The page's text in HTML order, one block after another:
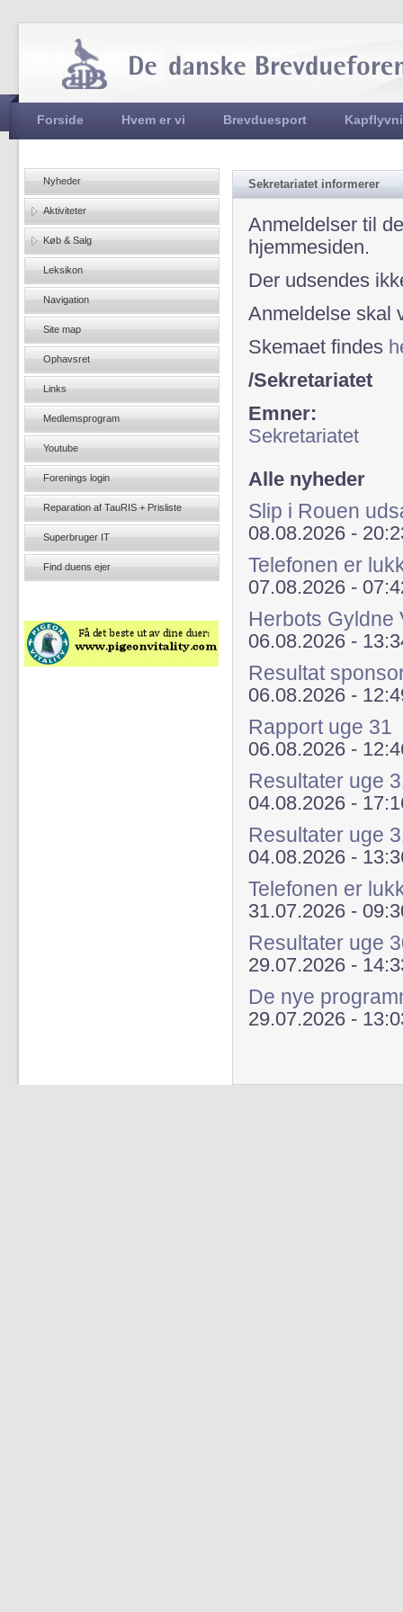
Hovedmenu
Forside Hvem er vi Brevduesport
Sekretariatet informerer
Anmeldelser til
hjemmesiden.
Der udsendes
Anmeldelse skal
Skemaet findes
/Sekretariatet
Emner:
Sekretariatet
Alle nyheder
Slip i Rouen
08.08.2026 -
Telefonen er
07.08.2026 -
Herbots Gyldne
06.08.2026 -
Resultat
06.08.2026 -
Rapport uge 31
06.08.2026 -
Resultater uge
04.08.2026 -
Resultater uge
04.08.2026 -
Telefonen er
31.07.2026 -
Resultater uge
29.07.2026 -
De nye
29.07.2026 -
Nyheder
Aktiviteter
Køb & Salg
Leksikon
Navigation
Site map
Ophavsret
Links
Medlemsprogram
Youtube
Forenings login
Reparation af TauRIS + Prisliste
Superbruger IT
Find duens ejer